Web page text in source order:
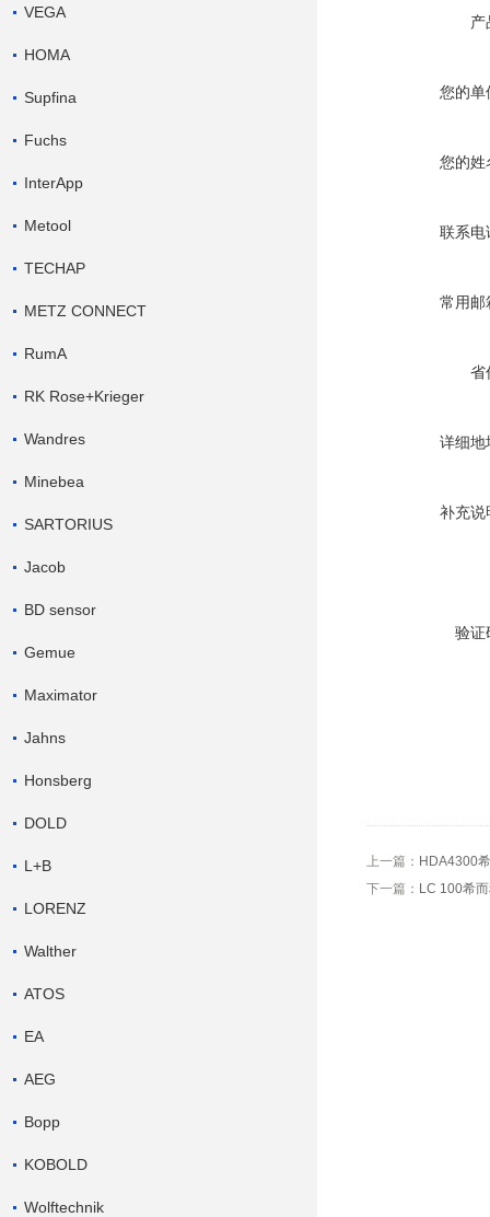
VEGA
HOMA
Supfina
Fuchs
InterApp
Metool
TECHAP
METZ CONNECT
RumA
RK Rose+Krieger
Wandres
Minebea
SARTORIUS
Jacob
BD sensor
Gemue
Maximator
Jahns
Honsberg
DOLD
L+B
LORENZ
Walther
ATOS
EA
AEG
Bopp
KOBOLD
Wolftechnik
产
您的单
您的姓
联系电
常用邮
省
详细地
补充说
验证
上一篇： HDA4300
下一篇： LC 100希